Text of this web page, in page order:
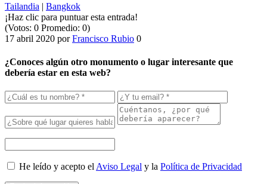
Tailandia | Bangkok
¡Haz clic para puntuar esta entrada!
(Votos: 0 Promedio: 0)
17 abril 2020 porFrancisco Rubio 0
¿Conoces algún otro monumento o lugar interesante que
debería estar en esta web?
He leído y acepto el Aviso Legal y la Política de Privacidad